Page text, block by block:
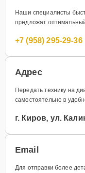
Наши специалисты
предложат
+7 (958) 295-29-36
Адрес
Передать технику на
самостоятельно в
г. Киров, ул.
Email
Для отправки более